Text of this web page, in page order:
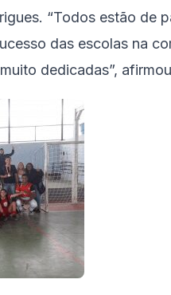
“Todos estão de
das escolas na
dedicadas”,